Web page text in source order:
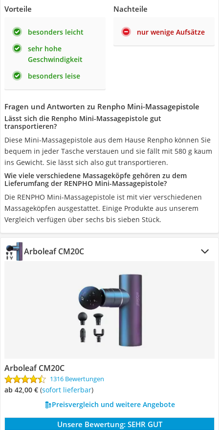
Vorteile
besonders leicht
sehr hohe
Geschwindigkeit
besonders leise
Nachteile
nur wenige Aufsätze
Fragen und Antworten zu Renpho Mini-Massagepistole
Lässt sich die Renpho Mini-Massagepistole gut
transportieren?
Diese Mini-Massagepistole aus dem Hause Renpho können Sie
bequem in jeder Tasche verstauen und sie fällt mit 580 g kaum
ins Gewicht. Sie lässt sich also gut transportieren.
Wie viele verschiedene Massageköpfe gehören zu dem
Lieferumfang der RENPHO Mini-Massagepistole?
Die RENPHO Mini-Massagepistole ist mit vier verschiedenen
Massageköpfen ausgestattet. Einige Produkte aus unserem
Vergleich verfügen über sechs bis sieben Stück.
Arboleaf CM20C
Arboleaf CM20C
1316 Bewertungen
ab 42,00 € ( Sofort lieferbar)
Preisvergleich und weitere Angebote
Unsere Bewertung: SEHR GUT